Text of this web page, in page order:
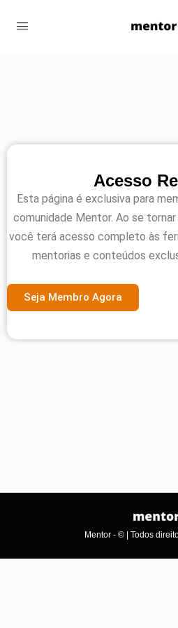
Acesso
Esta página é exclusiva para
comunidade Mentor. Ao se tornar
você terá acesso completo às
mentorias e conteúdos
Seja Membro Agora
Mentor - © | Todos